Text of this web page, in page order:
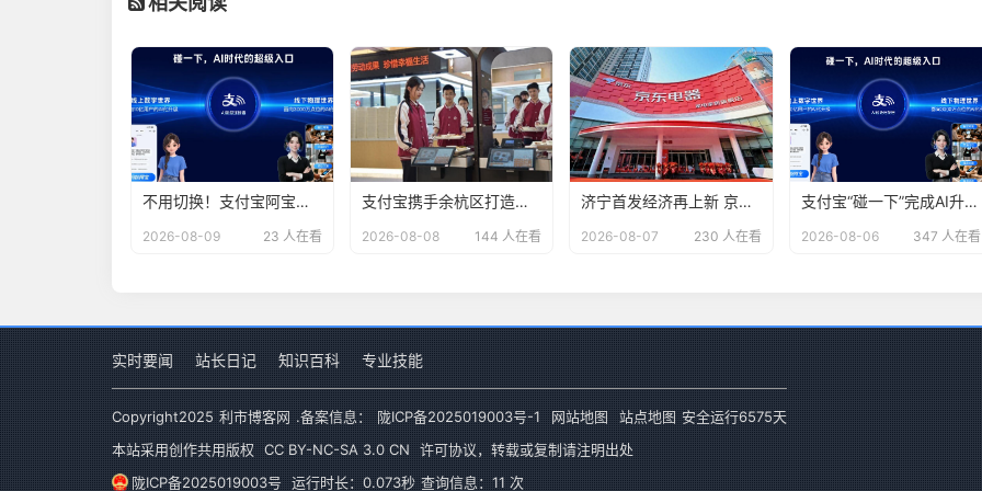
不用切换！支付宝阿宝集成 8 类宠物服务，对话内完成预约付款
2026-08-09 23 人在看
支付宝携手余杭区打造智慧阳光校餐系统，让每一笔校园餐费“晒在阳光下
2026-08-08 144 人在看
济宁首发经济再上新 京东电器自营大店开业
2026-08-07 230 人在看
支付宝“碰一下”完成AI升级，用户已达4亿
2026-08-06 347 人在看
实时要闻 站长日记 知识百科 专业技能
Copyright2025 利市博客网 .备案信息： 陇ICP备2025019003号-1 网站地图 站点地图 安全运行6575天
本站采用创作共用版权 CC BY-NC-SA 3.0 CN 许可协议，转载或复制请注明出处
陇ICP备2025019003号 运行时长：0.073秒 查询信息：11 次